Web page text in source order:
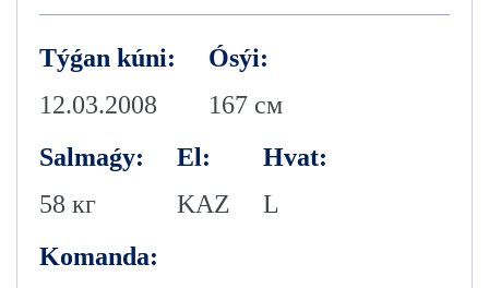
Týǵan kúni:
12.03.2008
Ósýi:
167 см
Salmaǵy:
58 кг
El:
KAZ
Hvat:
L
Komanda: